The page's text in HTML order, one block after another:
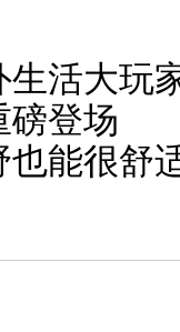
生活大玩
磅登场
也能很舒